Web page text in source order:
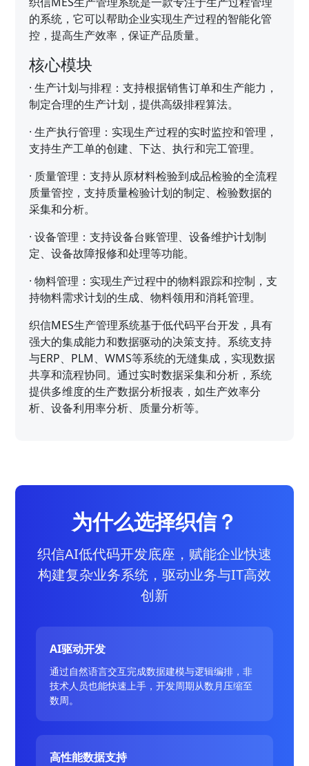
的系统，它可以帮助企业实现生产过程的智能化管
控，提高生产效率，保证产品质量。
核心模块
·生产计划与排程：支持根据销售订单和生产能力，
制定合理的生产计划，提供高级排程算法。
·生产执行管理：实现生产过程的实时监控和管理，
支持生产工单的创建、下达、执行和完工管理。
· 质量管理：支持从原材料检验到成品检验的全流程
质量管控，支持质量检验计划的制定、检验数据的
采集和分析。
·设备管理：支持设备台账管理、设备维护计划制
定、设备故障报修和处理等功能。
·物料管理：实现生产过程中的物料跟踪和控制，支
持物料需求计划的生成、物料领用和消耗管理。
织信MES生产管理系统基于低代码平台开发，具有
强大的集成能力和数据驱动的决策支持。系统支持
与ERP、PLM、WMS等系统的无缝集成，实现数据
共享和流程协同。通过实时数据采集和分析，系统
提供多维度的生产数据分析报表，如生产效率分
析、设备利用率分析、质量分析等。
为什么选择织信？
织信AI低代码开发底座，赋能企业快速
构建复杂业务系统，驱动业务与IT高效
创新
AI驱动开发
通过自然语言交互完成数据建模与逻辑编排，非
技术人员也能快速上手，开发周期从数月压缩至
数周。
高性能数据支持